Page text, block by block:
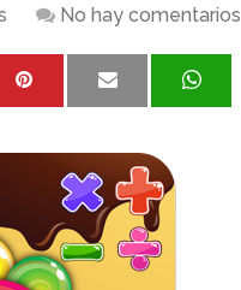
No hay comentarios